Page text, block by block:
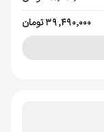
۳۹٬۴۹۰٬۰۰۰ تومان